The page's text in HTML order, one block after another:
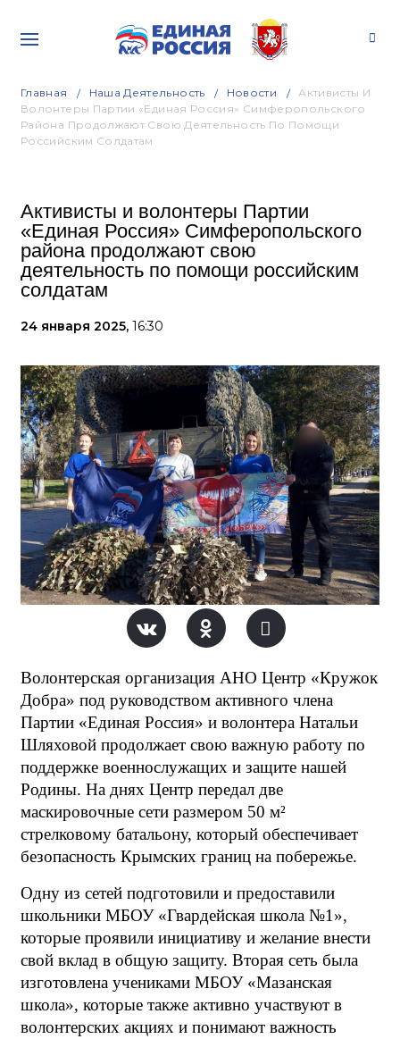
Главная Наша Деятельность Новости
Активисты И
Волонтеры Партии «Единая Россия» Симферопольского
Района Продолжают Свою Деятельность По Помощи
Российским Солдатам
Активисты и волонтеры Партии
«Единая Россия» Симферопольского
района продолжают свою
деятельность по помощи российским
солдатам
24 января 2025, 16:30
Волонтерская организация АНО Центр «Кружок
Добра» под руководством активного члена
Партии «Единая Россия» и волонтера Натальи
Шляховой продолжает свою важную работу по
поддержке военнослужащих и защите нашей
Родины. На днях Центр передал две
маскировочные сети размером 50 м²
стрелковому батальону, который обеспечивает
безопасность Крымских границ на побережье.
Одну из сетей подготовили и предоставили
школьники МБОУ «Гвардейская школа №1»,
которые проявили инициативу и желание внести
свой вклад в общую защиту. Вторая сеть была
изготовлена учениками МБОУ «Мазанская
школа», которые также активно участвуют в
волонтерских акциях и понимают важность